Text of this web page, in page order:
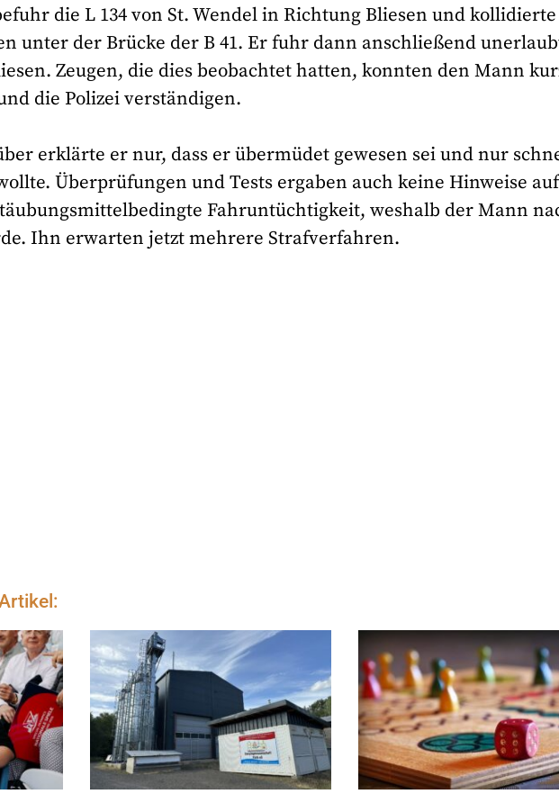
die L 134 von St. Wendel in Richtung Bliesen und
unter der Brücke der B 41. Er fuhr dann anschließend
Zeugen, die dies beobachtet hatten, konnten den Mann
die Polizei verständigen.
erklärte er nur, dass er übermüdet gewesen sei und nur
Überprüfungen und Tests ergaben auch keine Hinweise auf
Fahruntüchtigkeit, weshalb der Mann
Ihn erwarten jetzt mehrere Strafverfahren.